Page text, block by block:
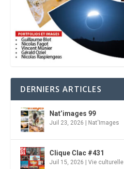
DERNIERS ARTICLES
Nat’images 99
Juil 23, 2026 | Nat'Images
Clique Clac #431
Juil 15, 2026 |Vie culturelle